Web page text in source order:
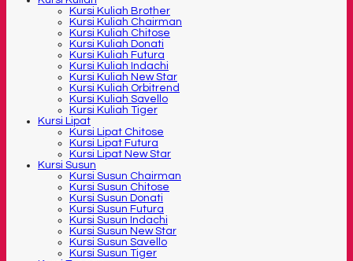
Kursi Kuliah Brother
Kursi Kuliah Chairman
Kursi Kuliah Chitose
Kursi Kuliah Donati
Kursi Kuliah Futura
Kursi Kuliah Indachi
Kursi Kuliah New Star
Kursi Kuliah Orbitrend
Kursi Kuliah Savello
Kursi Kuliah Tiger
Kursi Lipat
Kursi Lipat Chitose
Kursi Lipat Futura
Kursi Lipat New Star
Kursi Susun
Kursi Susun Chairman
Kursi Susun Chitose
Kursi Susun Donati
Kursi Susun Futura
Kursi Susun Indachi
Kursi Susun New Star
Kursi Susun Savello
Kursi Susun Tiger